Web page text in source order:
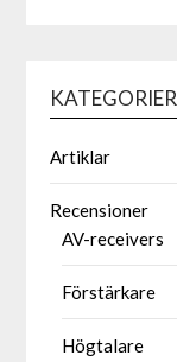
KATEGORIER
Artiklar
Recensioner
AV-receivers
Förstärkare
Högtalare